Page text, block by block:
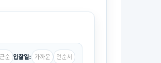
순 입찰일: 가까운 먼순서